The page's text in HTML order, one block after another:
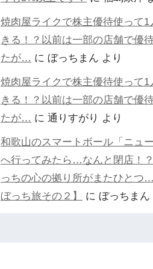
焼肉屋ライクで株主優待使って1
きる！？以前は一部の店舗で優
たが… に ぼっちまん より
焼肉屋ライクで株主優待使って1
きる！？以前は一部の店舗で優
たが… に 通りすがり より
和歌山のスマートボール「ニュー
へ行ってみたら…なんと閉店！
っちの心の拠り所がまたひとつ
ぼっち旅その２】
に ぼっちまん